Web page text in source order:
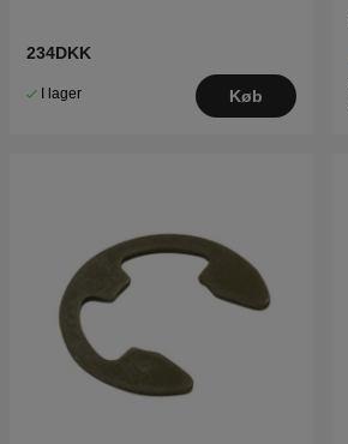
234DKK
I lager Køb